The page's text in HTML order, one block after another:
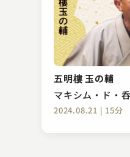
五明樓 玉の輔
マキシム・ド・
2024.08.21 | 15分
柳家 花ごめ
人の恩返し
2024.05.14 | 13分